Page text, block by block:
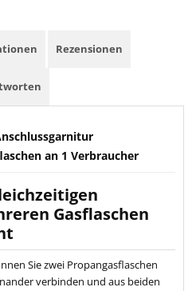
Rezensionen
an 1 Verbraucher
Gasflaschen
Sie zwei Propangasflaschen
verbinden und aus beiden